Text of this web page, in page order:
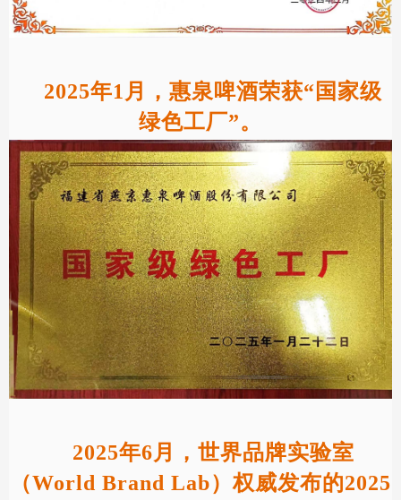
2025年1月，惠泉啤酒荣获“国家级
绿色工厂”。
2025年6月，世界品牌实验室
（World Brand Lab）权威发布的2025